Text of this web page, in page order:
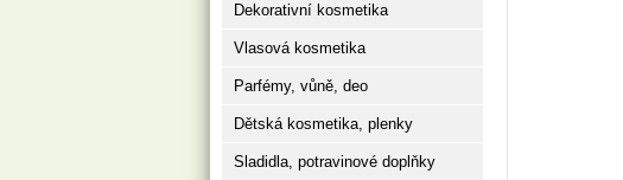
Dekorativní kosmetika
Vlasová kosmetika
Parfémy, vůně, deo
Dětská kosmetika, plenky
Sladidla, potravinové doplňky